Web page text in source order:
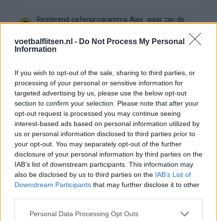
voetbalflitsen.nl - Do Not Process My Personal
Information
If you wish to opt-out of the sale, sharing to third parties, or
processing of your personal or sensitive information for
targeted advertising by us, please use the below opt-out
section to confirm your selection. Please note that after your
opt-out request is processed you may continue seeing
interest-based ads based on personal information utilized by
us or personal information disclosed to third parties prior to
your opt-out. You may separately opt-out of the further
disclosure of your personal information by third parties on the
IAB’s list of downstream participants. This information may
also be disclosed by us to third parties on the IAB’s List of
Downstream Participants that may further disclose it to other
Personal Data Processing Opt Outs
Resterend oefenprogramma Ajax: waar zijn de
Ajax groeit onder Míchel, maar transfermarkt
Ajax-talent Mohamed Abdalla schrijft Europese
geschiedenis
Shane Kluivert krijgt kans van Flick en begint in
de basis bij FC Barcelona
Servische media vergelijken Ajax-talent Abdellah
Ouazane met Lionel Messi
Ajax zet grote stap richting volgende ronde na
ruime zege op Vojvodina